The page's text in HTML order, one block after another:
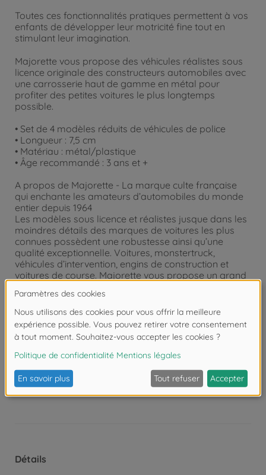
Toutes ces fonctionnalités pratiques permettent à vos
enfants de développer leur motricité fine tout en
stimulant leur imagination.
Majorette vous propose des véhicules réalistes sous
licence originale des constructeurs automobiles avec
une carrosserie haut de gamme en métal pour
profiter des petites voitures le plus longtemps
possible.
• Set de 4 modèles réduits de véhicules de police
• Longueur : 7,5 cm
• Matériau : métal/plastique
• Âge recommandé : 3 ans et +
A propos de Majorette - La marque culte française
qui enchante les amateurs d’automobiles du monde
entier depuis 1964
Les modèles sous licence et réalistes jusque dans les
moindres détails des marques de voitures les plus
connues possèdent une robustesse ainsi qu’une
qualité exceptionnelle. Voitures, monstertruck,
véhicules d’intervention, engins de construction et
voitures de course. Majorette vous propose un grand
sets de jeu de parking sur différents thèmes. Les
petites voitures en métal sont idéales pour les enfants
entre 3 et 5 ans ainsi que pour les collectionneurs
ambitieux de tous âges.
Attention !Ne convient pas aux enfants de
présence de pièces de petite taille.
Détails